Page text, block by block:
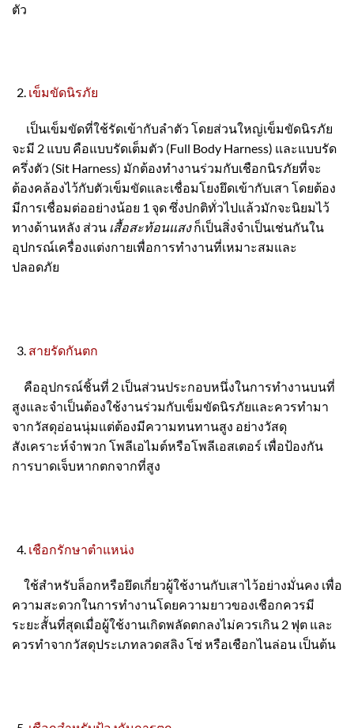
ตัว
เข็มขัดนิรภัย
เป็นเข็มขัดที่ใช้รัดเข้ากับลำตัว โดยส่วนใหญ่เข็มขัดนิรภัย
จะมี 2 แบบ คือแบบรัดเต็มตัว (Full Body Harness) และแบบรัด
ครึ่งตัว (Sit Harness) มักต้องทำงานร่วมกับเชือกนิรภัยที่จะ
ต้องคล้องไว้กับตัวเข็มขัดและเชื่อมโยงยึดเข้ากับเสา โดยต้อง
มีการเชื่อมต่ออย่างน้อย 1 จุด ซึ่งปกติทั่วไปแล้วมักจะนิยมไว้
ทางด้านหลัง ส่วน เสื้อสะท้อนแสงก็เป็นสิ่งจำเป็นเช่นกันใน
อุปกรณ์เครื่องแต่งกายเพื่อการทำงานที่เหมาะสมและ
ปลอดภัย
สายรัดกันตก
คืออุปกรณ์ชิ้นที่ 2 เป็นส่วนประกอบหนึ่งในการทำงานบนที่
สูงและจำเป็นต้องใช้งานร่วมกับเข็มขัดนิรภัยและควรทำมา
จากวัสดุอ่อนนุ่มแต่ต้องมีความทนทานสูง อย่างวัสดุ
สังเคราะห์จำพวก โพลีเอไมต์หรือโพลีเอสเตอร์ เพื่อป้องกัน
การบาดเจ็บหากตกจากที่สูง
เชือกรักษาตำแหน่ง
ใช้สำหรับล็อกหรือยึดเกี่ยวผู้ใช้งานกับเสาไว้อย่างมั่นคง เพื่อ
ความสะดวกในการทำงานโดยความยาวของเชือกควรมี
ระยะสั้นที่สุดเมื่อผู้ใช้งานเกิดพลัดตกลงไม่ควรเกิน 2 ฟุต และ
ควรทำจากวัสดุประเภทลวดสลิง โซ่ หรือเชือกไนล่อน เป็นต้น